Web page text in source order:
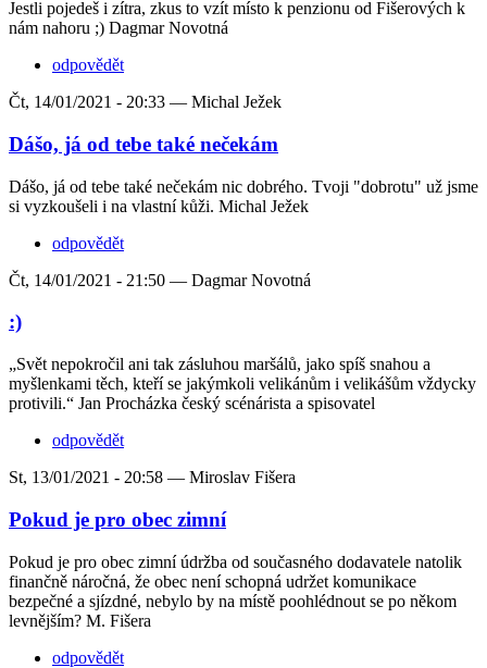
Jestli pojedeš i zítra, zkus to vzít místo k penzionu od Fišerových k
nám nahoru ;) Dagmar Novotná
odpovědět
Čt, 14/01/2021 - 20:33 — Michal Ježek
Dášo, já od tebe také nečekám
Dášo, já od tebe také nečekám nic dobrého. Tvoji "dobrotu" už jsme
si vyzkoušeli i na vlastní kůži. Michal Ježek
odpovědět
Čt, 14/01/2021 - 21:50 — Dagmar Novotná
:)
„Svět nepokročil ani tak zásluhou maršálů, jako spíš snahou a
myšlenkami těch, kteří se jakýmkoli velikánům i velikášům vždycky
protivili.“ Jan Procházka český scénárista a spisovatel
odpovědět
St, 13/01/2021 - 20:58 — Miroslav Fišera
Pokud je pro obec zimní
Pokud je pro obec zimní údržba od současného dodavatele natolik
finančně náročná, že obec není schopná udržet komunikace
bezpečné a sjízdné, nebylo by na místě poohlédnout se po někom
levnějším? M. Fišera
odpovědět